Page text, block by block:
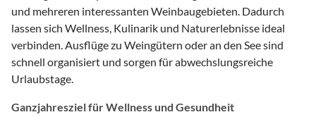
und mehreren interessanten Weinbaugebieten. Dadurch
lassen sich Wellness, Kulinarik und Naturerlebnisse ideal
verbinden. Ausflüge zu Weingütern oder an den See sind
schnell organisiert und sorgen für abwechslungsreiche
Urlaubstage.
Ganzjahresziel für Wellness und Gesundheit